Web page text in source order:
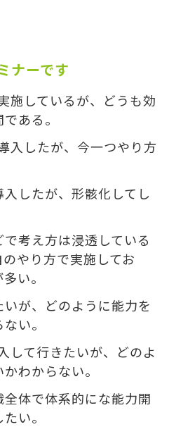
ナーです
施しているが、どうも効
ある。
入したが、今一つやり方
したが、形骸化してし
考え方は浸透している
やり方で実施してお
い。
が、どのように能力を
い。
して行きたいが、どのよ
わからない。
体で体系的にな能力開
い。